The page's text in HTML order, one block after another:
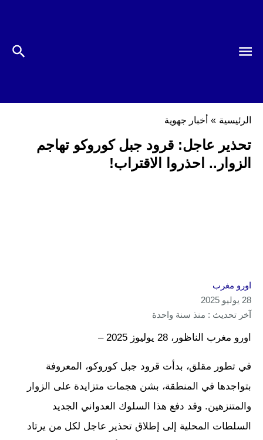
الرئيسية » أخبار جهوية
تحذير عاجل: قرود جبل كوروكو تهاجم
الزوار.. احذروا الاقتراب!
اورو مغرب
28 يوليو 2025
آخر تحديث : منذ سنة واحدة
اورو مغرب الناظور، 28 يوليوز 2025 –
في تطور مقلق، بدأت قرود جبل كوروكو، المعروفة
بتواجدها في المنطقة، بشن هجمات متزايدة على الزوار
والمتنزهين. وقد دفع هذا السلوك العدواني الجديد
السلطات المحلية إلى إطلاق تحذير عاجل لكل من يرتاد